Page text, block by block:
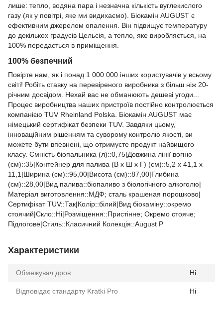
лише: тепло, водяна пара і незначна кількість вуглекислого
газу (як у повітрі, яке ми видихаємо). Біокамін АUGUST є
ефективним джерелом опалення. Він підвищує температуру
до декількох градусів Цельсія, а тепло, яке виробляється, на
100% передається в приміщення.
100% безпечний
Повірте нам, як і понад 1 000 000 інших користувачів у всьому
світі! Робіть ставку на перевіреного виробника з більш ніж 20-
річним досвідом. Нехай вас не обманюють дешеві угоди...
Процес виробництва наших пристроїв постійно контролюється
компанією TUV Rheinland Polska. Біокамін АUGUST має
німецький сертифікат безпеки TUV. Завдяки цьому,
інноваційним рішенням та суворому контролю якості, ви
можете бути впевнені, що отримуєте продукт найвищого
класу. Ємність біопальника (л)::0,75|Довжина лінії вогню
(см)::35|Контейнер для палива (В x Ш x Г) (см)::5,2 x 41,1 x
11,1|Ширина (см)::95,00|Висота (см)::87,00|Глибина
(см)::28,00|Вид палива::біопаливо з біологічного алкоголю|
Матеріал виготовлення::МДФ; сталь крашеная порошково|
Сертифікат TUV::Так|Колір::білий|Вид біокаміну::окремо
стоячий|Скло::Ні|Розміщення::Пристінне; Окремо стояче;
Підлогове|Стиль::Класичний Колекція::August P
Характеристики
Обмежувач дров Ні
Відповідає стандарту Kratki Pro Ні